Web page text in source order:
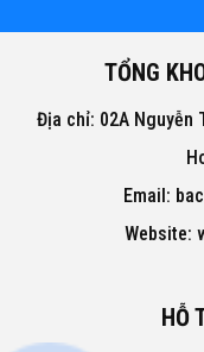
TỔNG
Địa chỉ: 02A Nguyễn
Email:
Website:
HỖ